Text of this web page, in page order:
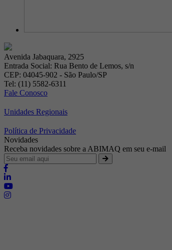
Avenida Jabaquara, 2925
Entrada Social: Rua Bento de Lemos, s/n
CEP: 04045-902 - São Paulo/SP
Tel: (11) 5582-6311
Fale Conosco
Unidades Regionais
Política de Privacidade
Novidades
Receba novidades sobre a ABIMAQ em seu e-mail